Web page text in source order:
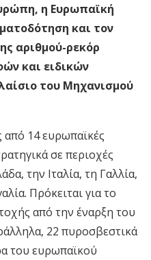
η Ευρωπαϊκή
και τον
αριθμού-ρεκόρ
και ειδικών
του Μηχανισμού
14 ευρωπαϊκές
σε περιοχές
την Ιταλία, τη Γαλλία,
Πρόκειται για το
από την έναρξη του
22 πυροσβεστικά
του ευρωπαϊκού